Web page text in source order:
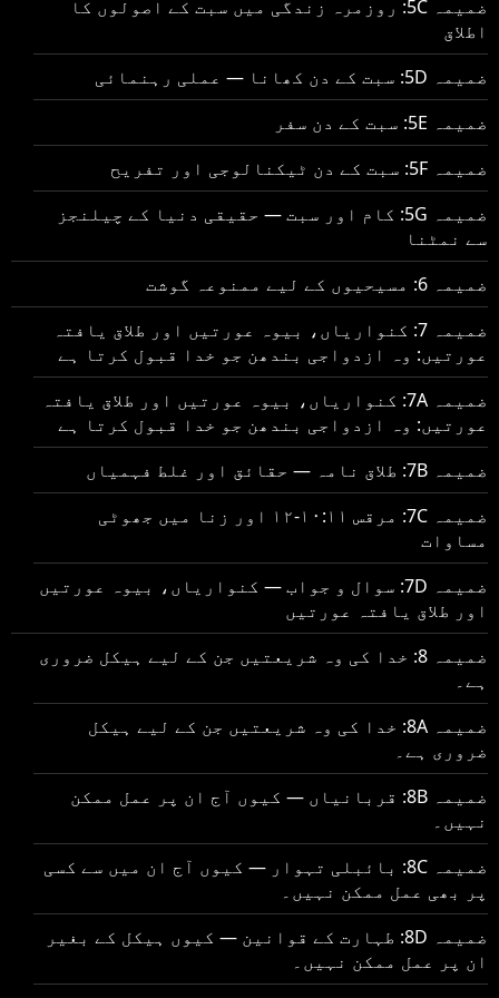
ضمیمہ 5C: روزمرہ زندگی میں سبت کے اصولوں کا
اطلاق
ضمیمہ 5D: سبت کے دن کھانا — عملی رہنمائی
ضمیمہ 5E: سبت کے دن سفر
ضمیمہ 5F: سبت کے دن ٹیکنالوجی اور تفریح
ضمیمہ 5G: کام اور سبت — حقیقی دنیا کے چیلنجز
سے نمٹنا
ضمیمہ 6: مسیحیوں کے لیے ممنوعہ گوشت
ضمیمہ 7: کنواریاں، بیوہ عورتیں اور طلاق یافتہ
عورتیں: وہ ازدواجی بندھن جو خدا قبول کرتا ہے
ضمیمہ 7A: کنواریاں، بیوہ عورتیں اور طلاق یافتہ
عورتیں: وہ ازدواجی بندھن جو خدا قبول کرتا ہے
ضمیمہ 7B: طلاق نامہ — حقائق اور غلط فہمیاں
ضمیمہ 7C: مرقس ۱۰:۱۱-۱۲ اور زنا میں جھوٹی
مساوات
ضمیمہ 7D: سوال و جواب — کنواریاں، بیوہ عورتیں
اور طلاق یافتہ عورتیں
ضمیمہ 8: خدا کی وہ شریعتیں جن کے لیے ہیکل ضروری
ہے۔
ضمیمہ 8A: خدا کی وہ شریعتیں جن کے لیے ہیکل
ضروری ہے۔
ضمیمہ 8B: قربانیاں — کیوں آج ان پر عمل ممکن
نہیں۔
ضمیمہ 8C: بائبلی تہوار — کیوں آج ان میں سے کسی
پر بھی عمل ممکن نہیں۔
ضمیمہ 8D: طہارت کے قوانین — کیوں ہیکل کے بغیر
ان پر عمل ممکن نہیں۔